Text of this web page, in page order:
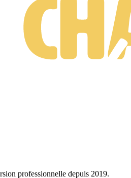
professionnelle depuis 2019.